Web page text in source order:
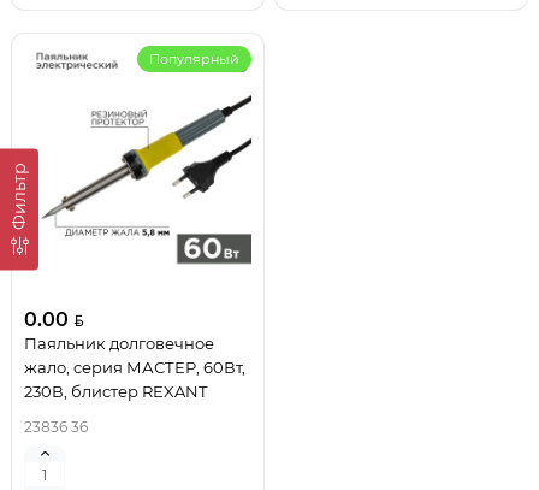
Фильтр
Популярный
0.00
Паяльник долговечное
жало, серия МАСТЕР, 60Вт,
230В, блистер REXANT
23836 36